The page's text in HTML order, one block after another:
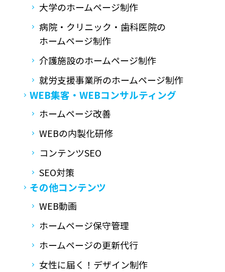
大学のホームページ制作
病院・クリニック・歯科医院の
ホームページ制作
介護施設のホームページ制作
就労支援事業所のホームページ制作
WEB集客・ WEBコンサルティング
ホームページ改善
WEBの内製化研修
コンテンツSEO
SEO対策
その他コンテンツ
WEB動画
ホームページ保守管理
ホームページの更新代行
女性に届く！デザイン制作